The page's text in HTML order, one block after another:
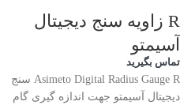
R زاویه سنج دیجیتال
آسیمتو
تماس بگیرید
Asimeto Digital Radius Gauge R سنج
دیجیتال آسیمتو جهت اندازه گیری گام